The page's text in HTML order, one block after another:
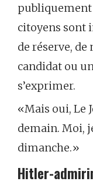
publiquement
citoyens sont
de réserve,
candidat ou
s’exprimer.
«Mais oui, Le
demain. Moi,
dimanche.»
Hitler-